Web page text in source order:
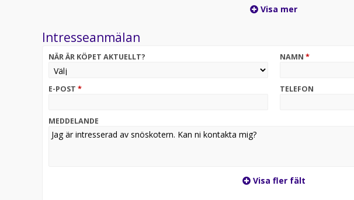
Premium LED-strålkastare, svart färg (endast vårtillval på Turbo-modeller)
Visa mer
Intresseanmälan
NÄR ÄR KÖPET AKTUELLT? NAMN *
E-POST * TELEFON
MEDDELANDE
Visa fler fält